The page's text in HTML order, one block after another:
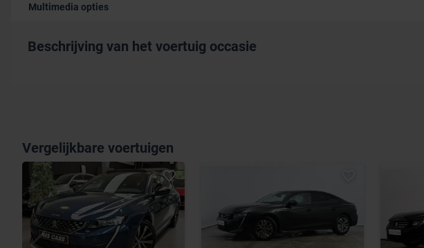
Multimedia opties
Beschrijving van het voertuig occasie
Vergelijkbare voertuigen